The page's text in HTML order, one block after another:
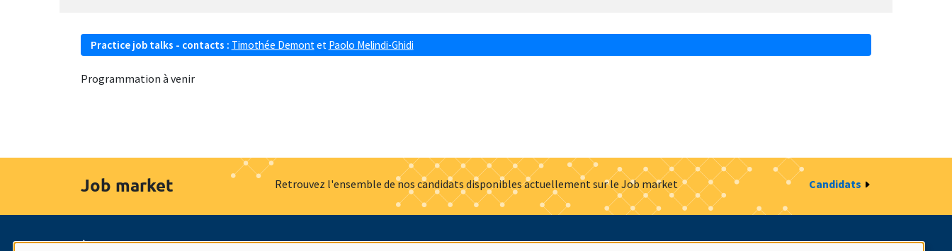
Practice job talks - contacts : Timothée Demont et Paolo Melindi-Ghidi
Programmation à venir
Job market Retrouvez l'ensemble de nos candidats disponibles actuellement sur le Job market Candidats
À propos Nos engagements Hommage à Actualités Offres d'emploi Presse Mentions légales Gestion des cookies Intranet